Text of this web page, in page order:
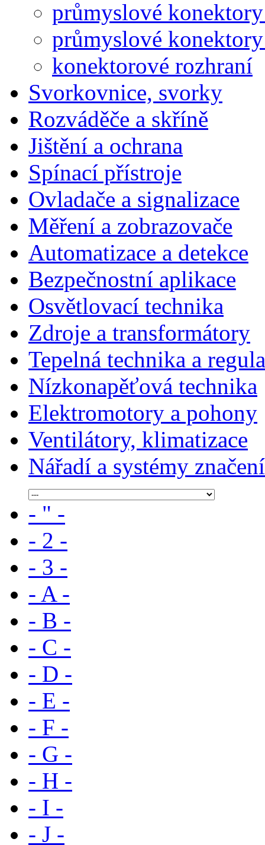
průmyslové
průmyslové
konektorové rozhraní
Svorkovnice, svorky
Rozváděče a skříně
Jištění a ochrana
Spínací přístroje
Ovladače a signalizace
Měření a zobrazovače
Automatizace a detekce
Bezpečnostní aplikace
Osvětlovací technika
Zdroje a transformátory
Tepelná technika a
Nízkonapěťová technika
Elektromotory a pohony
Ventilátory, klimatizace
Nářadí a systémy značení
- " -
- 2 -
- 3 -
- A -
- B -
- C -
- D -
- E -
- F -
- G -
- H -
- I -
- J -